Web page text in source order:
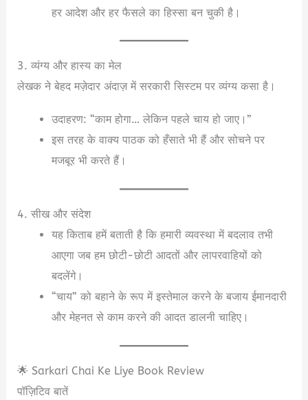
हर आदेश और हर फैसले का हिस्सा बन चुकी है।
3. व्यंग्य और हास्य का मेल
लेखक ने बेहद मज़ेदार अंदाज़ में सरकारी सिस्टम पर व्यंग्य कसा है।
उदाहरण: “काम होगा… लेकिन पहले चाय हो जाए।”
इस तरह के वाक्य पाठक को हँसाते भी हैं और सोचने पर
मजबूर भी करते हैं।
4. सीख और संदेश
यह किताब हमें बताती है कि हमारी व्यवस्था में बदलाव तभी
आएगा जब हम छोटी-छोटी आदतों और लापरवाहियों को
बदलेंगे।
“चाय” को बहाने के रूप में इस्तेमाल करने के बजाय ईमानदारी
और मेहनत से काम करने की आदत डालनी चाहिए।
🌟 Sarkari Chai Ke Liye Book Review
पॉज़िटिव बातें